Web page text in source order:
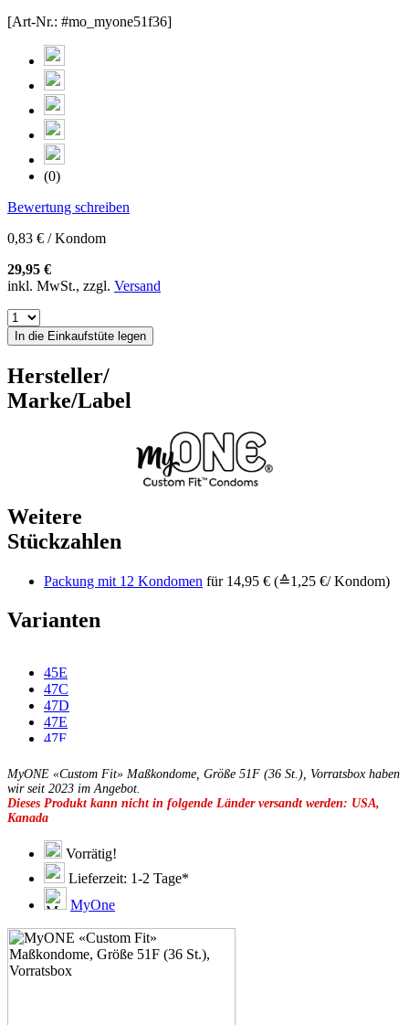
[Art-Nr.: #mo_myone51f36]
(0)
Bewertung schreiben
0,83 € / Kondom
29,95 €
inkl. MwSt., zzgl. Versand
In die Einkaufstüte legen
Hersteller/
Marke/Label
Weitere
Stückzahlen
Packung mit 12 Kondomen für 14,95 € (≙1,25 €/ Kondom)
Varianten
45E
47C
47D
47E
47F
49D
49E
49F
49G
51C
51D
51E
51G
51H
53D
53E
53F
MyONE «Custom Fit» Maßkondome, Größe 51F (36 St.), Vorratsbox haben
wir seit 2023 im Angebot.
Dieses Produkt kann nicht in folgende Länder versandt werden: USA,
Kanada
Vorrätig!
Lieferzeit: 1-2 Tage*
MyOne